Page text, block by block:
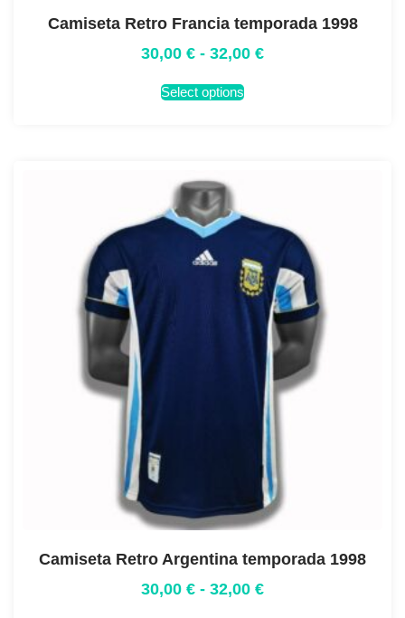
Camiseta Retro Francia temporada 1998
30,00 € - 32,00 €
Select options
Camiseta Retro Argentina temporada 1998
30,00 € - 32,00 €